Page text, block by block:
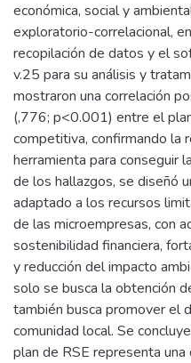
económica, social y
exploratorio-correlacional,
recopilación de datos y el
v.25 para su análisis y
mostraron una correlación
(,776; p<0.001) entre el
competitiva, confirmando la
herramienta para conseguir
de los hallazgos, se diseñó
adaptado a los recursos
de las microempresas, con
sostenibilidad financiera,
y reducción del impacto
solo se busca la obtención
también busca promover el
comunidad local. Se
plan de RSE representa